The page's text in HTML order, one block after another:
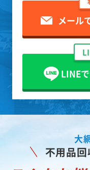
メール
LINE
大
不用品